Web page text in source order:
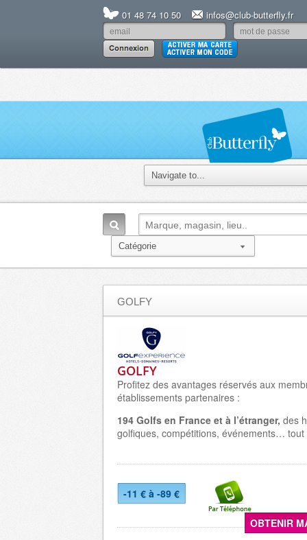
01 48 74 10 50 infos@club-butterfly.fr
GOLFY
GOLFY
Profitez des avantages réservés aux
établissements partenaires :
194 Golfs en France et à l’étranger, des
golfiques, compétitions, événements…
-11 € à -89 €
OBTENIR